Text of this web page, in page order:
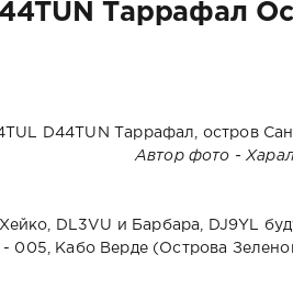
Таррафал
Автор фото -
DL3VU и Барбара, DJ9YL
- 005, Кабо Верде (Острова